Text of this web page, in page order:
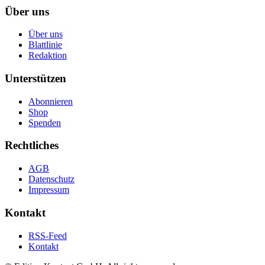
Über uns
Über uns
Blattlinie
Redaktion
Unterstützen
Abonnieren
Shop
Spenden
Rechtliches
AGB
Datenschutz
Impressum
Kontakt
RSS-Feed
Kontakt